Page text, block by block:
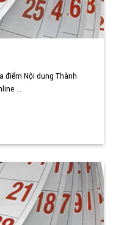
điểm Nội dung Thành
…